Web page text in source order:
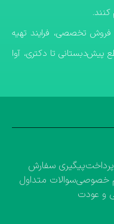
تخصصی، فرایند تهیه
پیش‌دبستانی تا دکتری، آوا
پیگیری سفارش
خصوصیسوالات متداول
و عودت